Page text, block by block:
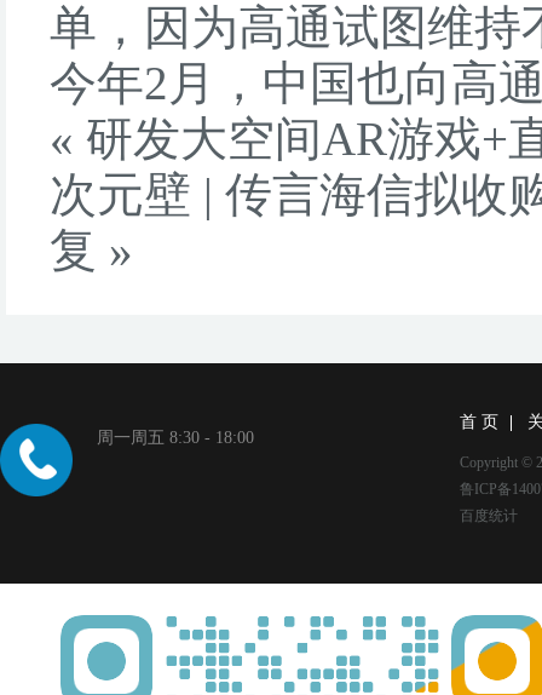
单，因为高通试图维
今年2月，中国也向高
« 研发大空间AR游戏+
次元壁 | 传言海信拟收
复 »
周一周五 8:30 - 18:00
首 页
Copyright ©
鲁ICP备
百度统计